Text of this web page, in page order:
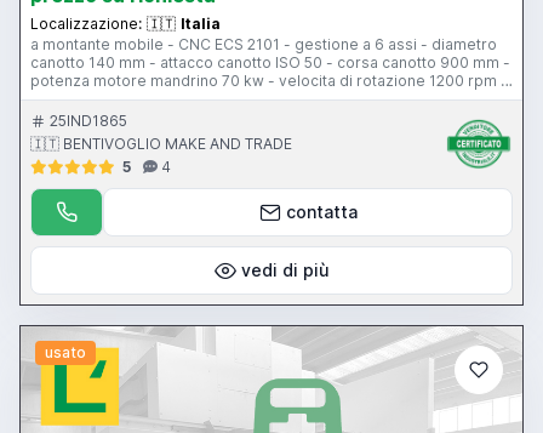
Localizzazione: 🇮🇹 Italia
a montante mobile - CNC ECS 2101 - gestione a 6 assi - diametro
canotto 140 mm - attacco canotto ISO 50 - corsa canotto 900 mm -
potenza motore mandrino 70 kw - velocita di rotazione 1200 rpm -
dimensione ram 420x400 mm - corsa ram 900 mm - corsa
longitudinale 7000 mm - corsa verticale 4000 mm - tipologia di
scorrimento idrostatica - dimensioni tavola 1800x1800 mm PAMA
mod. TGB - corsa tavola 1500 mm - angolo di indexaggio tavola
360000 posizioni - tavola idrostatica - portata tavola 10 ton -
dimensioni piano ancoraggio stolle n. 2 6000x2000 mm -
pulsantiera di comando - testa a fresare n. 2
25IND1865
🇮🇹 BENTIVOGLIO MAKE AND TRADE
5
4
contatta
vedi di più
usato